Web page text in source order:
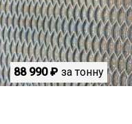
88 990 ₽ за тонну